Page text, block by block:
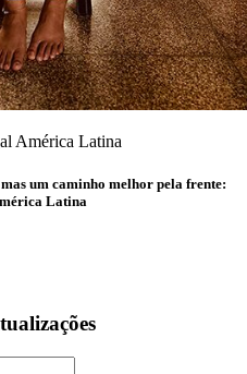
América Latina
um caminho melhor pela frente:
Latina